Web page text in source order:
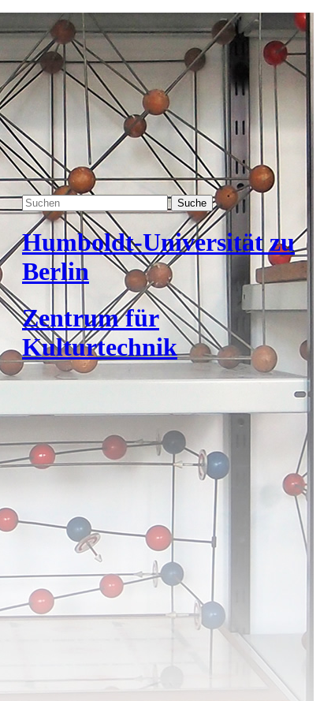
Suche
Humboldt-Universität zu
Berlin
Zentrum für
Kulturtechnik